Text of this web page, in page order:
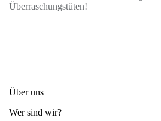
Überraschungstüten!
Über uns
Wer sind wir?